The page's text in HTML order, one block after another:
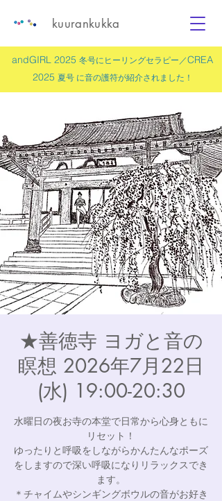
andGIRL 2025 冬号にヒーリングセラピー／CREA
2025 夏号 に音の護符が紹介されました！
kuurankukka
★善徳寺 ヨガと音の
瞑想 2026年7月22日
(水) 19:00-20:30
水曜日の夜お寺の本堂で日常から心身ともに
リセット！
ゆったりと呼吸をしながらかんたんなポーズ
をしますので深い呼吸になりリラックスでき
ます。
＊チャイムやシンギングボウルの音がお好き